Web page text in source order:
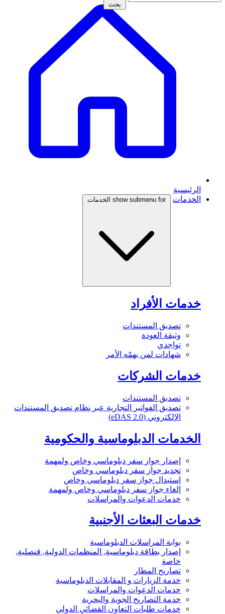
بحث
الرئيسية
الخدمات
show submenu for الخدمات
خدمات الأفراد
تصديق المستندات
وثيقة العودة
تواجدي
شهادات لمن يهمّه الأمر
خدمات الشركات
تصديق المستندات
تصديق الفواتير التجارية عبر نظام تصديق المستندات
الإلكتروني (eDAS 2.0)
الخدمات الدبلوماسية والحكومية
إصدار جواز سفر دبلوماسي وخاص ولمهمة
تجديد جواز سفر دبلوماسي وخاص
إستبدال جواز سفر دبلوماسي وخاص
إلغاء جواز سفر دبلوماسي وخاص ولمهمة
خدمات الدعوات والمراسلات
خدمات البعثات الأجنبية
بوابة المراسلات الدبلوماسية
إصدار بطاقة دبلوماسية, المنظمات الدولية, قنصلية,
خاصة
تصاريح المطار
خدمة الزيارات و المقابلات الدبلوماسية
خدمات الدعوات والمراسلات
خدمة التصاريح الجوية والبحرية
خدمات طلبات التعاون القضائي الدولي